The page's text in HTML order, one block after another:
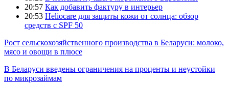
20:57 Как добавить фактуру в интерьер
20:53 Heliocare для защиты кожи от солнца: обзор
средств с SPF 50
Рост сельскохозяйственного производства в Беларуси: молоко,
мясо и овощи в плюсе
В Беларуси введены ограничения на проценты и неустойки
по микрозаймам